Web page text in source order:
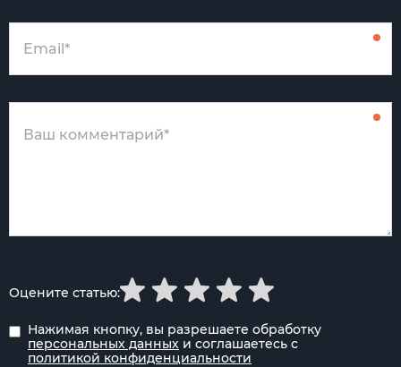
Нажимая кнопку, вы разрешаете обработку
персональных данных и соглашаетесь с
политикой конфиденциальности
Оцените статью: